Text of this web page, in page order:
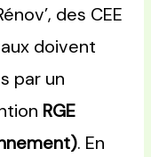
des CEE
doivent
par un
RGE
. En